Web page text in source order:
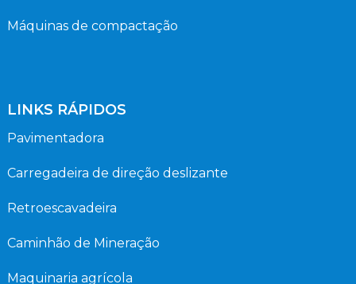
Máquinas de compactação
LINKS RÁPIDOS
Pavimentadora
Carregadeira de direção deslizante
Retroescavadeira
Caminhão de Mineração
Maquinaria agrícola